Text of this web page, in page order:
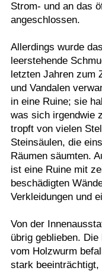
Strom- und an das
angeschlossen.
Allerdings wurde
leerstehende
letzten Jahren zum
und Vandalen
in eine Ruine; sie
was sich irgendwie
tropft von vielen
Steinsäulen, die
Räumen säumten.
ist eine Ruine mit
beschädigten
Verkleidungen und
Von der
übrig geblieben.
vom Holzwurm
stark